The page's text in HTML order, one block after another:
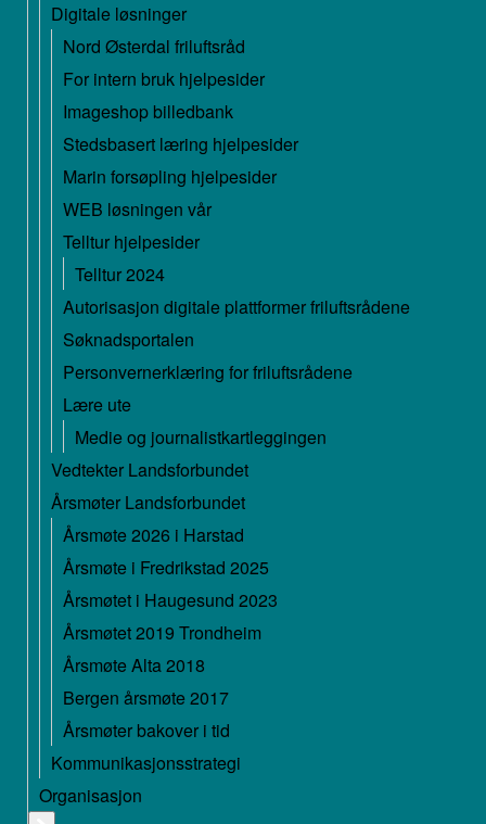
Digitale løsninger
Nord Østerdal friluftsråd
For intern bruk hjelpesider
Imageshop billedbank
Stedsbasert læring hjelpesider
Marin forsøpling hjelpesider
WEB løsningen vår
Telltur hjelpesider
Telltur 2024
Autorisasjon digitale plattformer friluftsrådene
Søknadsportalen
Personvernerklæring for friluftsrådene
Lære ute
Medie og journalistkartleggingen
Vedtekter Landsforbundet
Årsmøter Landsforbundet
Årsmøte 2026 i Harstad
Årsmøte i Fredrikstad 2025
Årsmøtet i Haugesund 2023
Årsmøtet 2019 Trondheim
Årsmøte Alta 2018
Bergen årsmøte 2017
Årsmøter bakover i tid
Kommunikasjonsstrategi
Organisasjon